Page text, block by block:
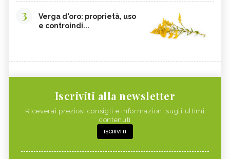
3
Verga d'oro: proprietà, uso
e controindi...
Iscriviti alla newsletter
Riceverai preziosi consigli e informazioni sugli ultimi
contenuti
ISCRIVITI